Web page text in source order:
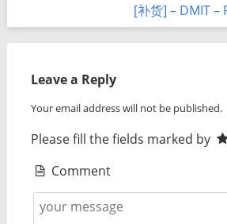
[补货] – DMIT –
Leave a Reply
Your email address will not be published.
Please fill the fields marked by
Comment